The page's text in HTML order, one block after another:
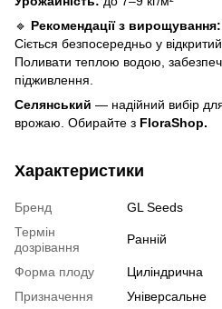
🔹 Рекомендації з вирощування:
Сіється безпосередньо у
Поливати теплою водою,
підживлення.
Селянський — надійний вибір
врожаю. Обирайте з FloraShop.
Характеристики
Бренд
GL Seeds
Термін
дозрівання
Ранній
Форма плоду
Циліндрична
Призначення
Універсальне